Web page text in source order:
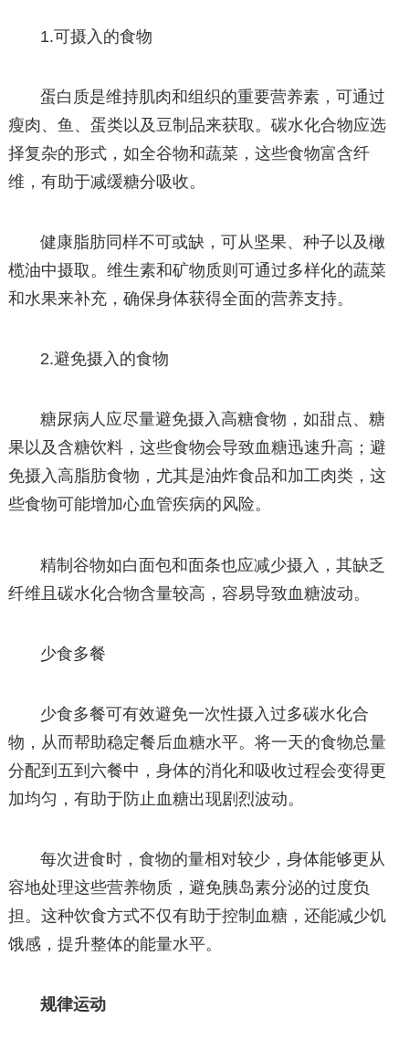
1.可摄入的食物
蛋白质是维持肌肉和组织的重要营养素，可通过
瘦肉、鱼、蛋类以及豆制品来获取。碳水化合物应选
择复杂的形式，如全谷物和蔬菜，这些食物富含纤
维，有助于减缓糖分吸收。
健康脂肪同样不可或缺，可从坚果、种子以及橄
榄油中摄取。维生素和矿物质则可通过多样化的蔬菜
和水果来补充，确保身体获得全面的营养支持。
2.避免摄入的食物
糖尿病人应尽量避免摄入高糖食物，如甜点、糖
果以及含糖饮料，这些食物会导致血糖迅速升高；避
免摄入高脂肪食物，尤其是油炸食品和加工肉类，这
些食物可能增加心血管疾病的风险。
精制谷物如白面包和面条也应减少摄入，其缺乏
纤维且碳水化合物含量较高，容易导致血糖波动。
少食多餐
少食多餐可有效避免一次性摄入过多碳水化合
物，从而帮助稳定餐后血糖水平。将一天的食物总量
分配到五到六餐中，身体的消化和吸收过程会变得更
加均匀，有助于防止血糖出现剧烈波动。
每次进食时，食物的量相对较少，身体能够更从
容地处理这些营养物质，避免胰岛素分泌的过度负
担。这种饮食方式不仅有助于控制血糖，还能减少饥
饿感，提升整体的能量水平。
规律运动